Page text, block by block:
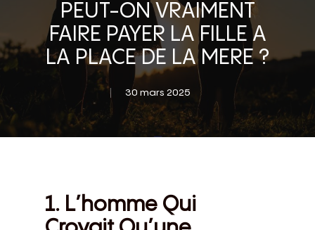
PEUT-ON VRAIMENT
FAIRE PAYER LA FILLE A
LA PLACE DE LA MERE ?
30 mars 2025
1. L’homme Qui